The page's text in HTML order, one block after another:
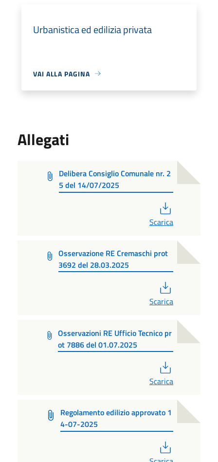
Urbanistica ed edilizia privata
VAI ALLA PAGINA
Allegati
Delibera Consiglio Comunale nr. 2
5 del 14/07/2025
Scarica
Osservazione RE Cremaschi prot
3692 del 28.03.2025
Scarica
Osservazioni RE Ufficio Tecnico pr
ot 7886 del 01.07.2025
Scarica
Regolamento edilizio approvato 1
4-07-2025